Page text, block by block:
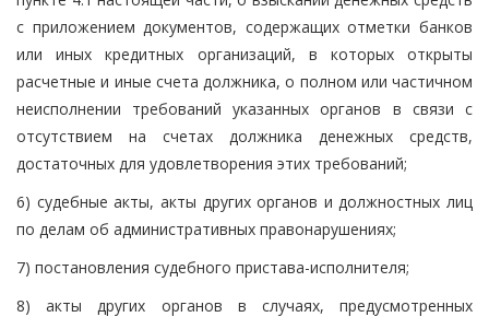
с приложением документов, содержащих отметки банков
или иных кредитных организаций, в которых открыты
расчетные и иные счета должника, о полном или частичном
неисполнении требований указанных органов в связи с
отсутствием на счетах должника денежных средств,
достаточных для удовлетворения этих требований;
6) судебные акты, акты других органов и должностных лиц
по делам об административных правонарушениях;
7) постановления судебного пристава-исполнителя;
8) акты других органов в случаях, предусмотренных